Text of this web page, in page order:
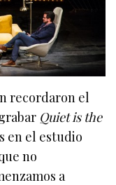
recordaron el
Quiet is the
en el estudio
no
a